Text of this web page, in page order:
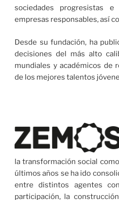
sociedades progresistas
empresas responsables, así
Desde su fundación, ha
decisiones del más alto
mundiales y académicos de
de los mejores talentos
la transformación social
últimos años se ha ido
entre distintos agentes
participación, la